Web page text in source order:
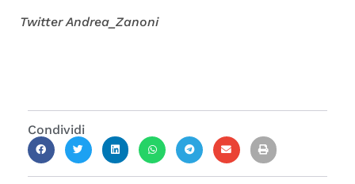
TwitterAndrea_Zanoni
Condividi